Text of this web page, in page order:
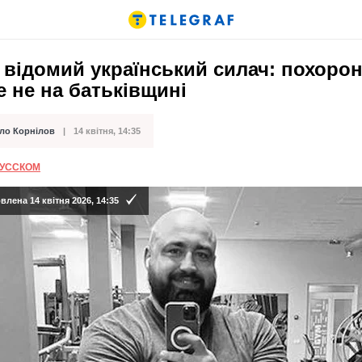
український силач: похорон
не на батьківщині
Корнілов 14 квітня, 14:35
14 квітня 2026, 14:35